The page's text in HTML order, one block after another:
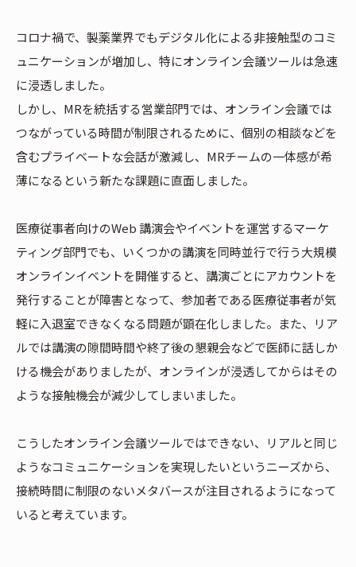
コロナ禍で、製薬業界でもデジタル化による非接触型のコミ
ュニケーションが増加し、特にオンライン会議ツールは急速
に浸透しました。
しかし、MRを統括する営業部門では、オンライン会議では
つながっている時間が制限されるために、個別の相談などを
含むプライベートな会話が激減し、MRチームの一体感が希
薄になるという新たな課題に直面しました。
医療従事者向けのWeb 講演会やイベントを運営するマーケ
ティング部門でも、いくつかの講演を同時並行で行う大規模
オンラインイベントを開催すると、講演ごとにアカウントを
発行することが障害となって、参加者である医療従事者が気
軽に入退室できなくなる問題が顕在化しました。また、リア
ルでは講演の隙間時間や終了後の懇親会などで医師に話しか
ける機会がありましたが、オンラインが浸透してからはその
ような接触機会が減少してしまいました。
こうしたオンライン会議ツールではできない、リアルと同じ
ようなコミュニケーションを実現したいというニーズから、
接続時間に制限のないメタバースが注目されるようになって
いると考えています。